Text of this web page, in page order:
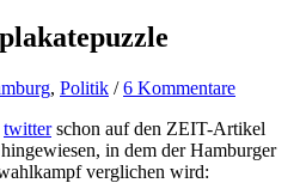
, Politik /6 Kommentare
twitterschon auf den ZEIT-Artikel
in dem der Hamburger
verglichen wird: